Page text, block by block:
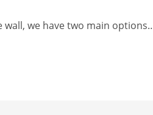
wall, we have two main